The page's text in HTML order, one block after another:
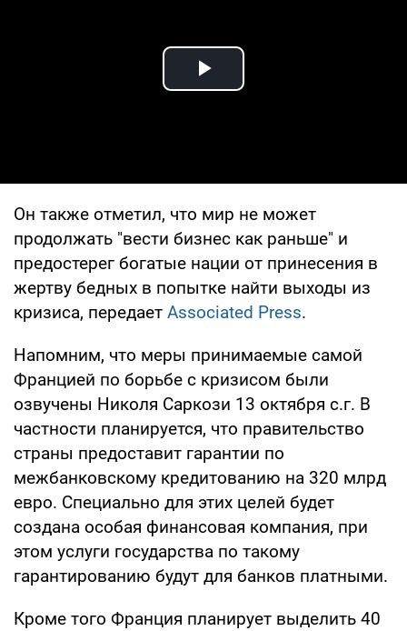
Play Video
Он также отметил, что мир не может
продолжать "вести бизнес как раньше" и
предостерег богатые нации от принесения в
жертву бедных в попытке найти выходы из
кризиса, передает Associated Press.
Напомним, что меры принимаемые самой
Францией по борьбе с кризисом были
озвучены Николя Саркози 13 октября с.г. В
частности планируется, что правительство
страны предоставит гарантии по
межбанковскому кредитованию на 320 млрд
евро. Специально для этих целей будет
создана особая финансовая компания, при
этом услуги государства по такому
гарантированию будут для банков платными.
Кроме того Франция планирует выделить 40